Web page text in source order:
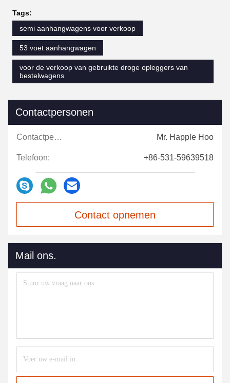
Tags:
semi aanhangwagens voor verkoop
53 voet aanhangwagen
voor de verkoop van gebruikte droge opleggers van
bestelwagens
Contactpersonen
Contactpersonen: Mr. Happle Hoo
Telefoon: +86-531-59639518
Contact opnemen
Mail ons.